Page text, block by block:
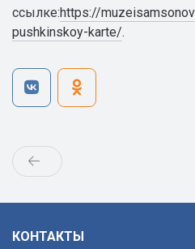
ссылке:https://
pushkinskoy-karte/.
КОНТАКТЫ